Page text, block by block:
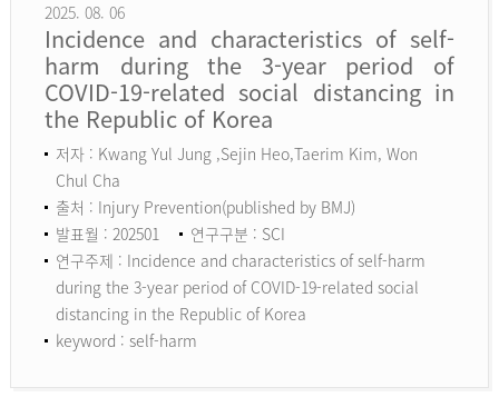
2025. 08. 06
Incidence and characteristics of self-
harm during the 3-year period of
COVID-19-related social distancing in
the Republic of Korea
저자 : Kwang Yul Jung ,Sejin Heo,Taerim Kim, Won
Chul Cha
출처 : Injury Prevention(published by BMJ)
발표월 : 202501
연구구분 : SCI
연구주제 : Incidence and characteristics of self-harm
during the 3-year period of COVID-19-related social
distancing in the Republic of Korea
keyword : self-harm